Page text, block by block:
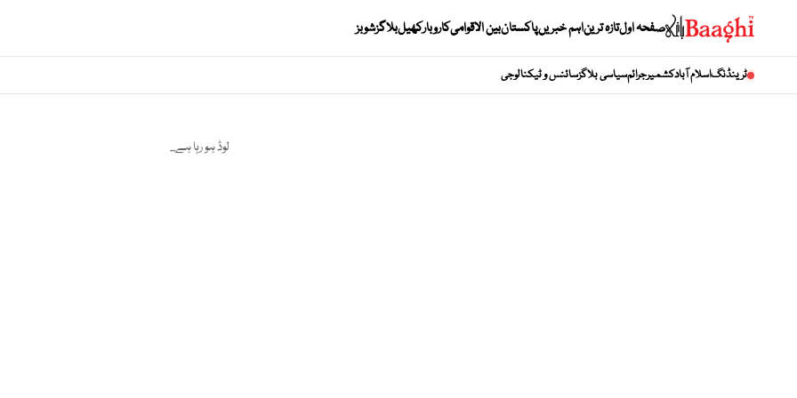
صفحہ اولتازہ تریناہم خبریںپاکستانبین الاقوامیکاروبارکھیلبلاگزشوبز
ٹرینڈنگاسلام آبادکشمیرجرائمسیاسی بلاگزسائنس و ٹیکنالوجی
لوڈ ہو رہا ہے...